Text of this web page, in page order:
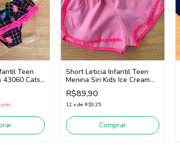
Teen
43060 Cats
Short Leticia Infantil Teen
Menina Siri Kids Ice Cream
40063 (Rosa/Pink)
R$89,90
12 x de R$9,25
Comprar